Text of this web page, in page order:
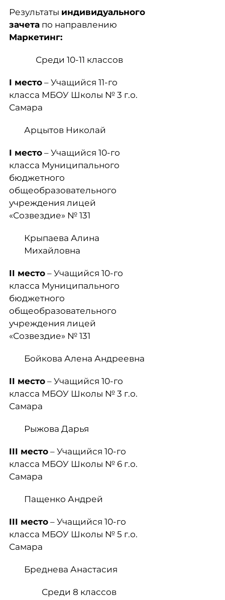
Результаты индивидуального
зачета по направлению
Маркетинг:
Среди 10-11 классов
I место – Учащийся 11-го
класса МБОУ Школы № 3 г.о.
Самара
Арцытов Николай
I место – Учащийся 10-го
класса Муниципального
бюджетного
общеобразовательного
учреждения лицей
«Созвездие» № 131
Крыпаева Алина
Михайловна
II место – Учащийся 10-го
класса Муниципального
бюджетного
общеобразовательного
учреждения лицей
«Созвездие» № 131
Бойкова Алена Андреевна
II место – Учащийся 10-го
класса МБОУ Школы № 3 г.о.
Самара
Рыжова Дарья
III место – Учащийся 10-го
класса МБОУ Школы № 6 г.о.
Самара
Пащенко Андрей
III место – Учащийся 10-го
класса МБОУ Школы № 5 г.о.
Самара
Бреднева Анастасия
Среди 8 классов